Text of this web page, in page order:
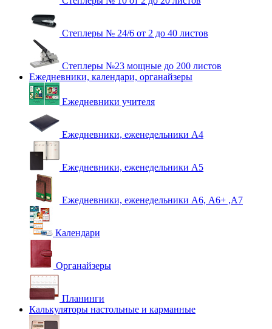
Степлеры № 24/6 от 2 до 40 листов
Степлеры №23 мощные до 200 листов
Ежедневники, календари, органайзеры
Ежедневники учителя
Ежедневники, еженедельники А4
Ежедневники, еженедельники А5
Ежедневники, еженедельники А6, А6+ ,А7
Календари
Органайзеры
Планинги
Калькуляторы настольные и карманные